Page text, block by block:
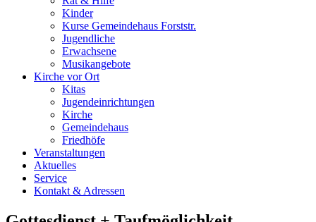
Kinder
Kurse Gemeindehaus Forststr.
Jugendliche
Erwachsene
Musikangebote
Kirche vor Ort
Kitas
Jugendeinrichtungen
Kirche
Gemeindehaus
Friedhöfe
Veranstaltungen
Aktuelles
Service
Kontakt & Adressen